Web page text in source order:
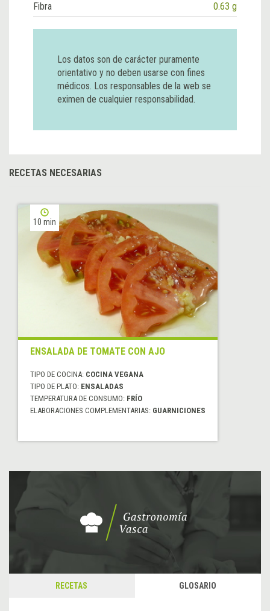
Fibra 0.63 g
Los datos son de carácter puramente
orientativo y no deben usarse con fines
médicos. Los responsables de la web se
eximen de cualquier responsabilidad.
RECETAS NECESARIAS
10 min
ENSALADA DE TOMATE CON AJO
TIPO DE COCINA: COCINA VEGANA
TIPO DE PLATO: ENSALADAS
TEMPERATURA DE CONSUMO: FRÍO
ELABORACIONES COMPLEMENTARIAS: GUARNICIONES
RECETAS GLOSARIO